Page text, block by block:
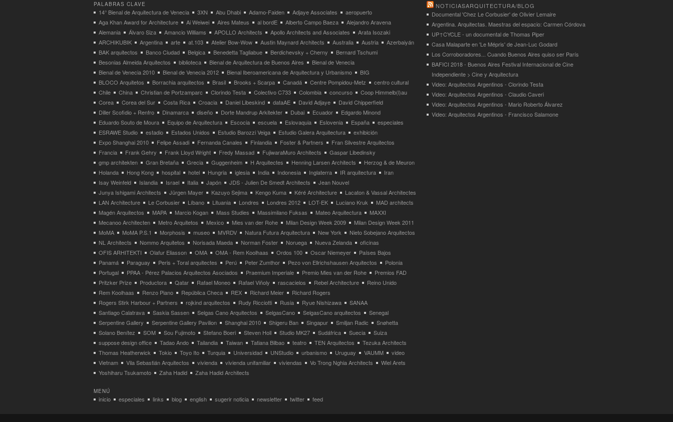
PALABRAS CLAVE
14° Bienal de Arquitectura de Venecia 3XN Abu Dhabi Adamo-Faiden Adjaye Associates
aeropuerto
Aga Khan Award for Architecture
Ai Weiwei Aires Mateus al bordE Alberto Campo Baeza
Alejandro Aravena
Alemania
Álvaro Siza Amancio Williams APOLLO Architects Apollo Architects and Associates
Arata Isozaki
ARCHIKUBIK
Argentina arte at.103 Atelier Bow-Wow Austin Maynard Architects Australia Austria
Azerbaiyán
BAK arquitectos
Banco Ciudad Belgica Benedetta Tagliabue Berdichevsky + Cherny
Bernard Tschumi
Besonias Almeida Arquitectos
biblioteca Bienal de Arquitectura de Buenos Aires
Bienal de Venecia
Bienal de Venecia 2010
Bienal de Venecia 2012 Bienal Iberoamericana de Arquitectura y Urbanismo
BIG
BLOCO Arquitetos
Borrachia arquitectos Brasil Brooks + Scarpa Canadá Centre Pompidou-Metz
centro cultural
Chile
China Christian de Portzamparc Clorindo Testa Colectivo C733 Colombia concurso
Coop Himmelb(l)au
Corea
Corea del Sur Costa Rica Croacia Daniel Libeskind dataAE David Adjaye
David Chipperfield
Diller Scofidio + Renfro
Dinamarca diseño Dorte Mandrup Arkitekter Dubai Ecuador
Edgardo Minond
Eduardo Souto de Moura
Equipo de Arquitectura Escocia escuela Eslovaquia Eslovenia España
especiales
ESRAWE Studio
estadio Estados Unidos Estudio Barozzi Veiga Estudio Galera Arquitectura
exhibición
Expo Shanghai 2010
Felipe Assadi Fernanda Canales Finlandia Foster & Partners
Fran Silvestre Arquitectos
Francia
Frank Gehry Frank Lloyd Wright Fredy Massad FujiwaraMuro Architects
Gaspar Libedinsky
gmp architekten
Gran Bretaña Grecia Guggenheim H Arquitectes Henning Larsen Architects
Herzog & de Meuron
Holanda
Hong Kong hospital hotel Hungria iglesia India Indonesia Inglaterra IR arquitectura
Iran
Isay Weinfeld
Islandia Israel Italia Japón JDS - Julien De Smedt Architects
Jean Nouvel
Junya Ishigami Architects
Jürgen Mayer Kazuyo Sejima Kengo Kuma Kéré Architecture
Lacaton & Vassal Architectes
LAN Architecture
Le Corbusier Líbano Lituania Londres Londres 2012 LOT-EK Luciano Kruk
MAD architects
Magén Arquitectos
MAPA Marcio Kogan Mass Studies Massimilano Fuksas Mateo Arquitectura
MAXXI
Mecanoo Architecten
Metro Arquitetos Mexico Mies van der Rohe Milan Design Week 2009
Milan Design Week 2011
MoMA
MoMA P.S.1 Morphosis museo MVRDV Natura Futura Arquitectura New York
Nieto Sobejano Arquitectos
NL Architects
Nommo Arquitetos Norisada Maeda Norman Foster Noruega Nueva Zelanda
oficinas
OFIS ARHITEKTI
Olafur Eliasson OMA OMA - Rem Koolhaas Ordos 100 Oscar Niemeyer
Países Bajos
Panamá
Paraguay Peris + Toral arquitectes Perú Peter Zumthor Pezo von Ellrichshausen Arquitectos
Polonia
Portugal
PPAA - Pérez Palacios Arquitectos Asociados Praemium Imperiale Premio Mies van der Rohe
Premios FAD
Pritzker Prize
Productora Qatar Rafael Moneo Rafael Viñoly rascacielos Rebel Architecture
Reino Unido
Rem Koolhaas
Renzo Piano República Checa REX Richard Meier
Richard Rogers
Rogers Stirk Harbour + Partners
rojkind arquitectos Rudy Ricciotti Rusia Ryue Nishizawa
SANAA
Santiago Calatrava
Saskia Sassen Selgas Cano Arquitectos SelgasCano SelgasCano arquitectos
Senegal
Serpentine Gallery
Serpentine Gallery Pavilion Shanghai 2010 Shigeru Ban Singapur Smiljan Radic
Snøhetta
Solano Benítez
SOM Sou Fujimoto Stefano Boeri Steven Holl Studio MK27 Sudáfrica Suecia
Suiza
suppose design office
Tadao Ando Tailandia Taiwan Tatiana Bilbao teatro TEN Arquitectos
Tezuka Architects
Thomas Heatherwick
Tokio Toyo Ito Turquia Universidad UNStudio urbanismo Uruguay VAUMM
video
Vietnam
Vila Sebastián Arquitectos vivienda vivienda unifamiliar viviendas Vo Trong Nghia Architects
Wiel Arets
Yoshiharu Tsukamoto
Zaha Hadid Zaha Hadid Architects
MENÚ
inicio especiales links blog english sugerir noticia newsletter twitter feed
NOTICIASARQUITECTURA/BLOG
Documental 'Chez Le Corbusier' de Olivier Lemaire
Argentina. Arquitectas. Maestras del espacio: Carmen Córdova
UP↑CYCLE - un documental de Thomas Piper
Casa Malaparte en 'Le Mépris' de Jean-Luc Godard
Los Corroboradores... Cuando Buenos Aires quiso ser París
BAFICI 2018 - Buenos Aires Festival Internacional de Cine
Independiente > Cine y Arquitectura
Video: Arquitectos Argentinos - Clorindo Testa
Video: Arquitectos Argentinos - Claudio Caveri
Video: Arquitectos Argentinos - Mario Roberto Álvarez
Video: Arquitectos Argentinos - Francisco Salamone